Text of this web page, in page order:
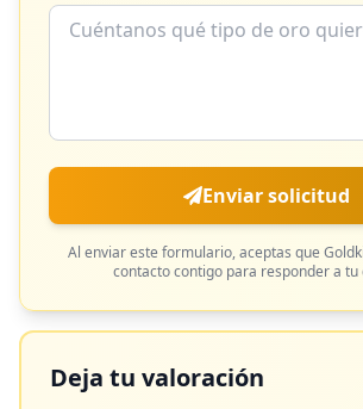
Enviar solicitud
Al enviar este formulario, aceptas que
contacto contigo para responder a tu
Deja tu valoración